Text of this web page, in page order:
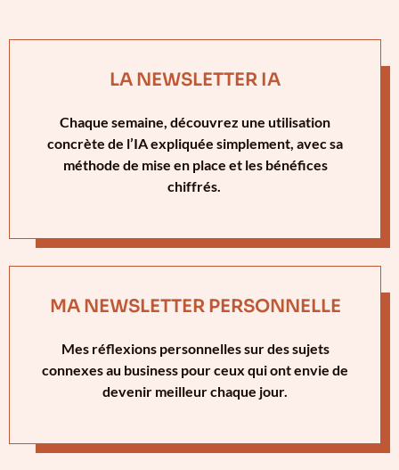
LA NEWSLETTER IA
Chaque semaine, découvrez une utilisation
concrète de l’IA expliquée simplement, avec sa
méthode de mise en place et les bénéfices
chiffrés.
MA NEWSLETTER PERSONNELLE
Mes réflexions personnelles sur des sujets
connexes au business pour ceux qui ont envie de
devenir meilleur chaque jour.